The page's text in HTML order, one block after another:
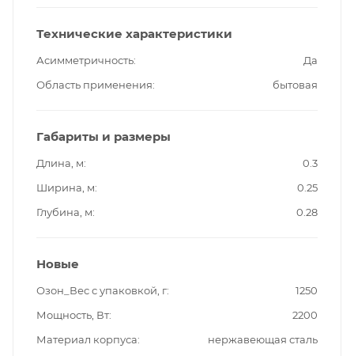
Технические характеристики
Асимметричность
Да
Область применения
бытовая
Габариты и размеры
Длина, м
0.3
Ширина, м
0.25
Глубина, м
0.28
Новые
Озон_Вес с упаковкой, г
1250
Мощность, Вт
2200
Материал корпуса
нержавеющая сталь